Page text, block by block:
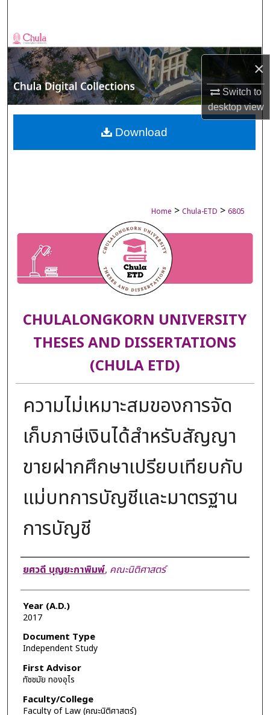
×
Switch to
desktopview
Browse Collections
My Account
About
Digital Commons Network™
Home > Chula-ETD > 6805
CHULALONGKORN UNIVERSITY
THESES AND DISSERTATIONS
(CHULA ETD)
ความไม่เหมาะสมของการจัด
เก็บภาษีเงินได้สำหรับสัญญา
ขายฝากศึกษาเปรียบเทียบกับ
แม่บทการบัญชีและมาตรฐาน
การบัญชี
Author
ยศวดี บุญยะกาพิมพ์, คณะนิติศาสตร์
Year (A.D.)
2017
Document Type
Independent Study
First Advisor
ทัชชมัย ทองอุไร
Faculty/College
Faculty of Law (คณะนิติศาสตร์)
Download